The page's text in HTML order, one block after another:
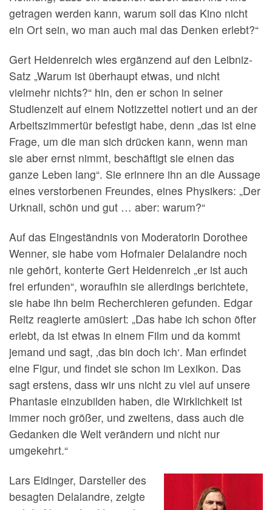
getragen werden kann, warum soll das Kino nicht
ein Ort sein, wo man auch mal das Denken erlebt?“
Gert Heidenreich wies ergänzend auf den Leibniz-
Satz „Warum ist überhaupt etwas, und nicht
vielmehr nichts?“ hin, den er schon in seiner
Studienzeit auf einem Notizzettel notiert und an der
Arbeitszimmertür befestigt habe, denn „das ist eine
Frage, um die man sich drücken kann, wenn man
sie aber ernst nimmt, beschäftigt sie einen das
ganze Leben lang“. Sie erinnere ihn an die Aussage
eines verstorbenen Freundes, eines Physikers: „Der
Urknall, schön und gut … aber: warum?“
Auf das Eingeständnis von Moderatorin Dorothee
Wenner, sie habe vom Hofmaler Delalandre noch
nie gehört, konterte Gert Heidenreich „er ist auch
frei erfunden“, woraufhin sie allerdings berichtete,
sie habe ihn beim Recherchieren gefunden. Edgar
Reitz reagierte amüsiert: „Das habe ich schon öfter
erlebt, da ist etwas in einem Film und da kommt
jemand und sagt, ‚das bin doch ich‘. Man erfindet
eine Figur, und findet sie schon im Lexikon. Das
sagt erstens, dass wir uns nicht zu viel auf unsere
Phantasie einzubilden haben, die Wirklichkeit ist
immer noch größer, und zweitens, dass auch die
Gedanken die Welt verändern und nicht nur
umgekehrt.“
Lars Eidinger, Darsteller des
besagten Delalandre, zeigte